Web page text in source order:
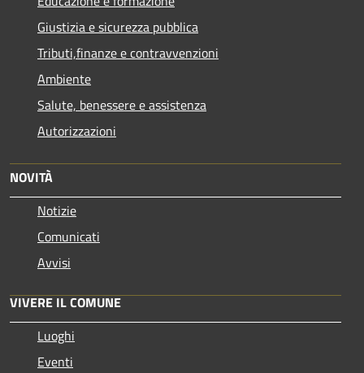
Giustizia e sicurezza pubblica
Tributi,finanze e contravvenzioni
Ambiente
Salute, benessere e assistenza
Autorizzazioni
NOVITÀ
Notizie
Comunicati
Avvisi
VIVERE IL COMUNE
Luoghi
Eventi